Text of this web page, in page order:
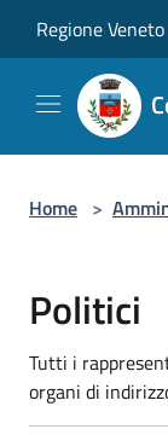
Regione Veneto
Home >
Politici
Tutti i
organi di